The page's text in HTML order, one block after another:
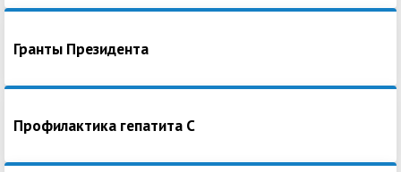
Гранты Президента
Профилактика гепатита С